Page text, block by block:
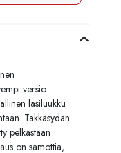
versio
lasiluukku
Takkasydän
pelkästään
on samottia,